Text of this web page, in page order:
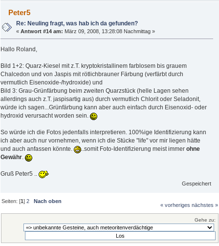
Peter5
Re: Neuling fragt, was hab ich da gefunden?
«Antwort #14 am: März 09, 2008, 13:28:08 Nachmittag »
Hallo Roland,
Bild 1+2: Quarz-Kiesel mit z.T. kryptokristallinem farblosem bis grauem
Chalcedon und von Jaspis mit rötlichbrauner Färbung (verfärbt durch
vermutlich Eisenoxide-/hydroxide) und
Bild 3: Grau-Grünfärbung beim zweiten Quarzstück (helle Lagen sehen
allerdings auch z.T. jaspisartig aus) durch vermutlich Chlorit oder Seladonit,
würde ich sagen...Grünfärbung kann aber auch einfach durch Eisenoxid- oder
hydroxid verursacht worden sein.
So würde ich die Fotos jedenfalls interpretieren. 100%ige Identifizierung kann
ich aber auch nur vornehmen, wenn ich die Stücke "life" vor mir liegen hätte
und auch anfassen könnte.
..somit Foto-Identifizierung meist immer ohne
Gewähr
Gruß Peter5 ..
Gespeichert
Seiten: [1]2 Nach oben
« vorheriges nächstes »
Gehe zu: